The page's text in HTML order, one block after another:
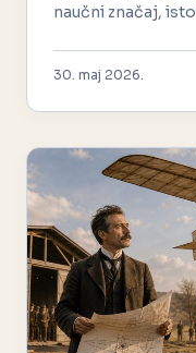
naučni značaj,
30. maj 2026.